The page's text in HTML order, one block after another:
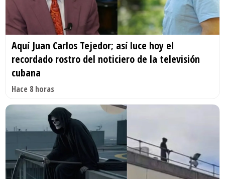
Aquí Juan Carlos Tejedor; así luce hoy el
recordado rostro del noticiero de la televisión
cubana
Hace 8 horas